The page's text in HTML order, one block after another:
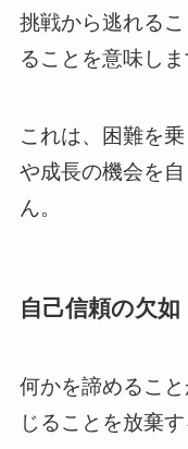
挑戦から逃れる
ることを意味しま
これは、困難を
や成長の機会を
ん。
自己信頼の欠如
何かを諦めるこ
じることを放棄